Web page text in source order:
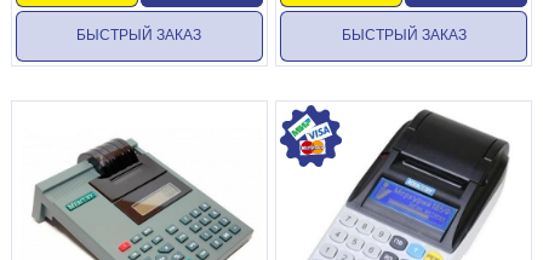
БЫСТРЫЙ ЗАКАЗ БЫСТРЫЙ ЗАКАЗ